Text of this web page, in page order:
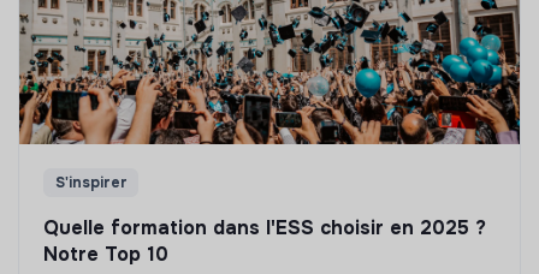
S'inspirer
Quelle formation dans l'ESS choisir en 2025 ?
Notre Top 10